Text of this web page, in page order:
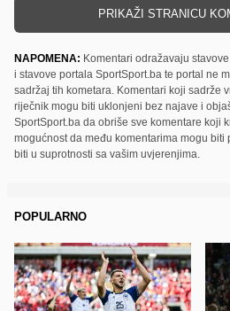
PRIKAŽI STRANICU
NAPOMENA: Komentari odražavaju
i stavove portala SportSport.ba te portal ne
sadržaj tih kometara. Komentari koji sadrže
riječnik mogu biti uklonjeni bez najave i
SportSport.ba da obriše sve komentare koji
mogućnost da među komentarima mogu
biti u suprotnosti sa vašim uvjerenjima.
POPULARNO